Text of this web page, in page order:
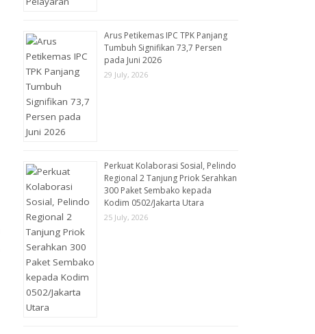
Arus Petikemas IPC TPK Panjang
Tumbuh Signifikan 73,7 Persen
pada Juni 2026
29 July, 2026
Perkuat Kolaborasi Sosial, Pelindo
Regional 2 Tanjung Priok Serahkan
300 Paket Sembako kepada
Kodim 0502/Jakarta Utara
25 July, 2026